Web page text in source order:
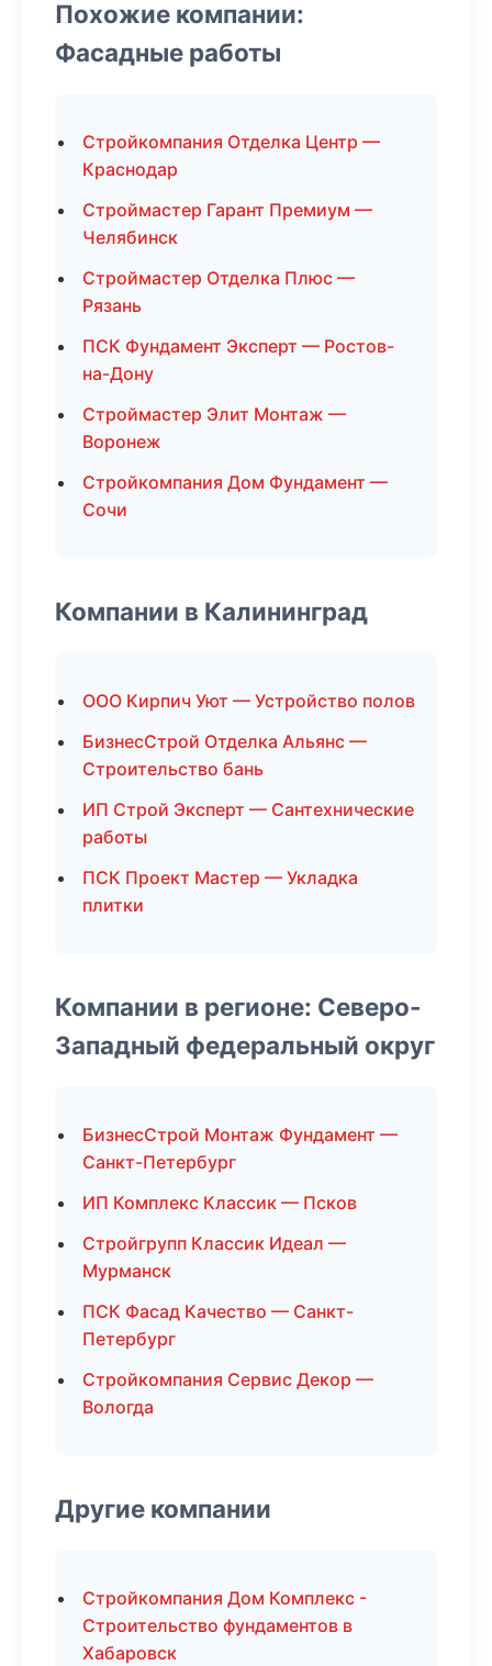
Похожие компании:
Фасадные работы
Стройкомпания Отделка Центр —
Краснодар
Строймастер Гарант Премиум —
Челябинск
Строймастер Отделка Плюс —
Рязань
ПСК Фундамент Эксперт — Ростов-
на-Дону
Строймастер Элит Монтаж —
Воронеж
Стройкомпания Дом Фундамент —
Сочи
Компании в Калининград
ООО Кирпич Уют — Устройство полов
БизнесСтрой Отделка Альянс —
Строительство бань
ИП Строй Эксперт — Сантехнические
работы
ПСК Проект Мастер — Укладка
плитки
Компании в регионе: Северо-
Западный федеральный округ
БизнесСтрой Монтаж Фундамент —
Санкт-Петербург
ИП Комплекс Классик — Псков
Стройгрупп Классик Идеал —
Мурманск
ПСК Фасад Качество — Санкт-
Петербург
Стройкомпания Сервис Декор —
Вологда
Другие компании
Стройкомпания Дом Комплекс -
Строительство фундаментов в
Хабаровск